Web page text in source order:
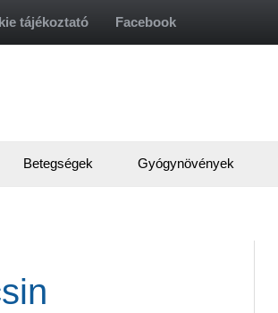
tájékoztató Facebook
Betegségek Gyógynövények